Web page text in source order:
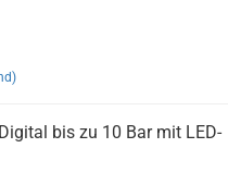
bis zu 10 Bar mit LED-​